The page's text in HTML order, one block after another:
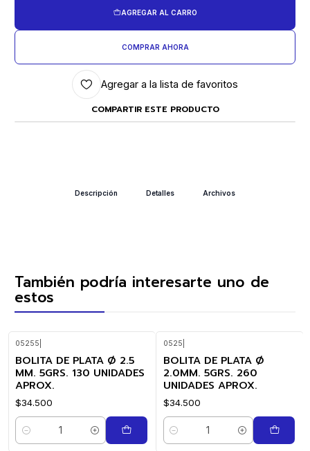
AGREGAR AL CARRO
COMPRAR AHORA
Agregar a la lista de favoritos
COMPARTIR ESTE PRODUCTO
Descripción Detalles Archivos
También podría interesarte uno de
estos
05255
BOLITA DE PLATA Ø 2.5
MM. 5GRS. 130 UNIDADES
APROX.
$34.500
Cantidad
0525
BOLITA DE PLATA Ø
2.0MM. 5GRS. 260
UNIDADES APROX.
$34.500
Cantidad